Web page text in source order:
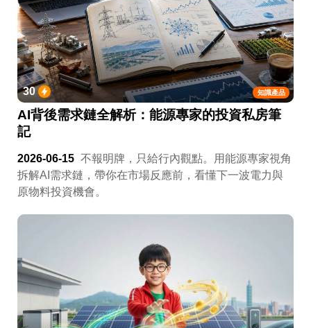
知識產品
30
AI背後需求鏈全解析：能源專家的投資私房筆
記
2026-06-15 不報明牌，只給行內觀點。用能源專家視角
拆解AI需求鏈，帶你在市場反應前，看懂下一波電力與
原物料投資機會。